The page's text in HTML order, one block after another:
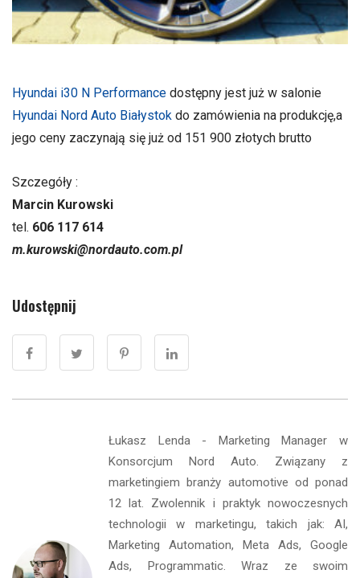
Hyundai i30 N Performance dostępny jest już w salonie
Hyundai Nord Auto Białystok do zamówienia na produkcję,a
jego ceny zaczynają się już od 151 900 złotych brutto
Szczegóły :
Marcin Kurowski
tel. 606 117 614
m.kurowski@nordauto.com.pl
Udostępnij
Łukasz Lenda - Marketing Manager w
Konsorcjum Nord Auto. Związany z
marketingiem branży automotive od ponad
12 lat. Zwolennik i praktyk nowoczesnych
technologii w marketingu, takich jak: AI,
Marketing Automation, Meta Ads, Google
Ads, Programmatic. Wraz ze swoim